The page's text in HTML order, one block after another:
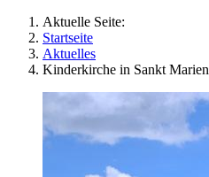
Aktuelle Seite:
Startseite
Aktuelles
Kinderkirche in Sankt Marien